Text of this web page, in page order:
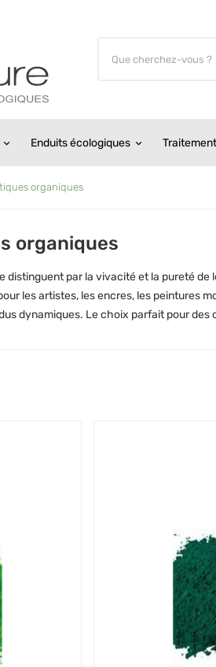
Enduits écologiques
organiques
organiques
distinguent par la vivacité et la pureté
les artistes, les encres, les
dynamiques. Le choix parfait pour